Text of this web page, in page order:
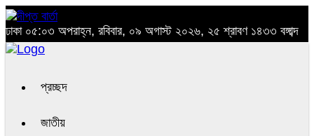
ঢাকা ০৫:০৩ অপরাহ্ন, রবিবার, ০৯ অগাস্ট ২০২৬, ২৫ শ্রাবণ ১৪৩৩ বঙ্গাব্দ
প্রচ্ছদ
জাতীয়